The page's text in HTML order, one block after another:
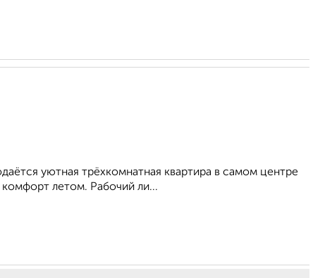
уютная трёхкомнатная квартира в самом центре
летом. Рабочий ли...